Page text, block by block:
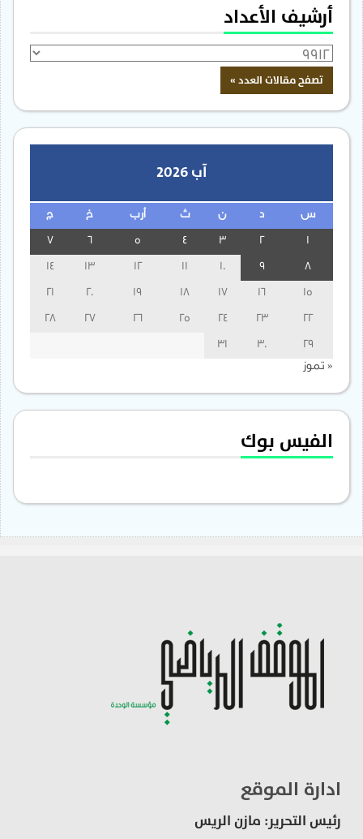
أرشيف الأعداد
آب 2026
س ن ث أرب خ ج
3
13
14
15
16
17
18
19
20
21
22
23
24
25
26
27
28
29
30
31
« تموز
الفيس بوك
ادارة الموقع
رئيس التحرير: مازن الريس